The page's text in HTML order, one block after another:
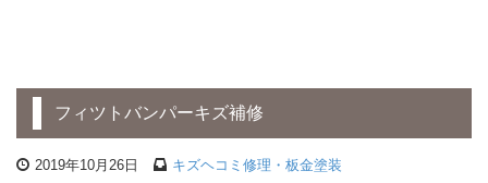
フィツトバンパーキズ補修
2019年10月26日 キズヘコミ修理・板金塗装